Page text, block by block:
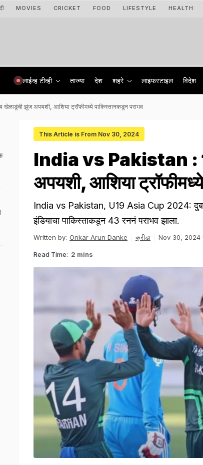
MOVIES CRICKET FOOD LIFESTYLE HEALTH
लाईव्ह टीव्ही ताज्या देश शहरे लाइफस्टाइल विदेश
झुंज अपयशी, आशिया ट्रॉफीमध्ये पाकिस्तानकडून पराभव
This Article is From Nov 30, 2024
India vs Pakistan :
अपयशी, आशिया
India vs Pakistan, U19 Asia Cup 2024:
इंडियाचा पाकिस्ताकडून 43 रननं पराभव झाला.
Written by: Onkar Arun Danke क्रीडा Nov 30, 2024
Read Time: 2 mins